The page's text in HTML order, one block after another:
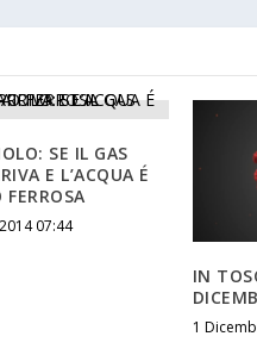
SE IL GAS
E L’ACQUA É
FERROSA
07:44
IN
1